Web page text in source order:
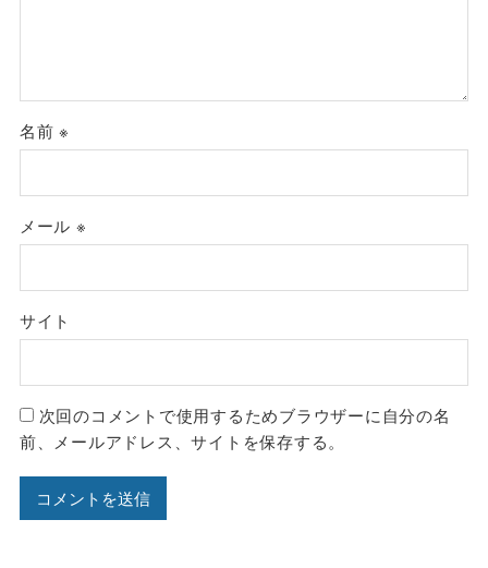
名前※
メール ※
サイト
次回のコメントで使用するためブラウザーに自分の名
前、メールアドレス、サイトを保存する。